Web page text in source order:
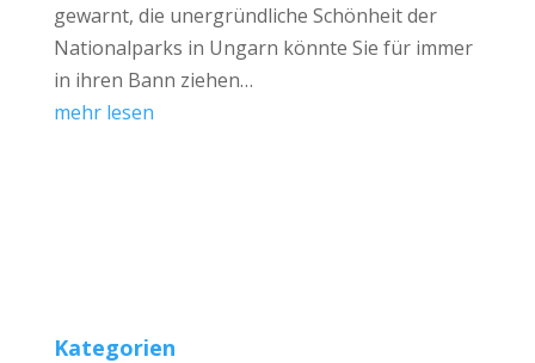
gewarnt, die unergründliche Schönheit der
Nationalparks in Ungarn könnte Sie für immer
in ihren Bann ziehen…
mehr lesen
Kategorien